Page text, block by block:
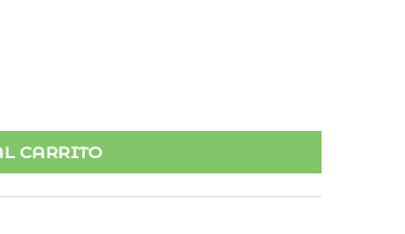
CARRITO